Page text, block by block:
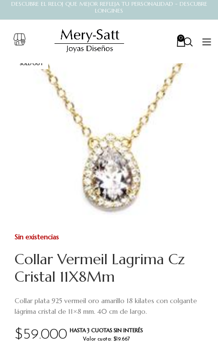
DESCUBRE EL RELOJ QUE MEJOR REFLEJA TU PERSONALIDAD - DESCUBRE
LONGINES
0
SOLD OUT
Collar Vermeil Lagrima Cz
Cristal 11X8Mm
$59.000 HASTA 3 CUOTAS SIN INTERÉS
Valor cuota: $19.667
Collar plata 925 vermeil oro amarillo 18 kilates con colgante
lágrima cristal de 11×8 mm. 40 cm de largo.
Sin existencias